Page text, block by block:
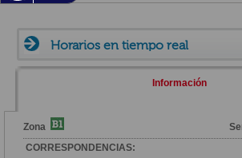
Horarios en tiempo real
Información
Zona
CORRESPONDENCIAS: